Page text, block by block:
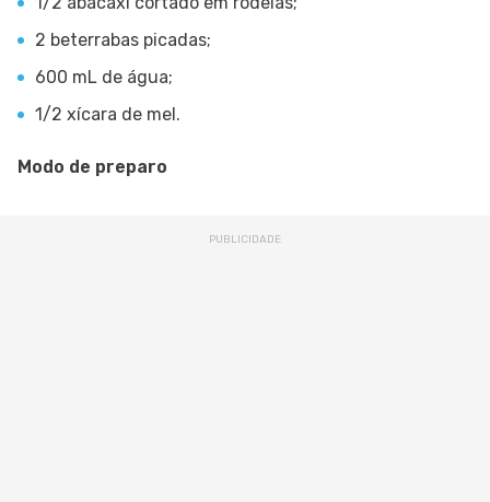
2 beterrabas picadas;
600 mL de água;
1/2 xícara de mel.
Modo de preparo